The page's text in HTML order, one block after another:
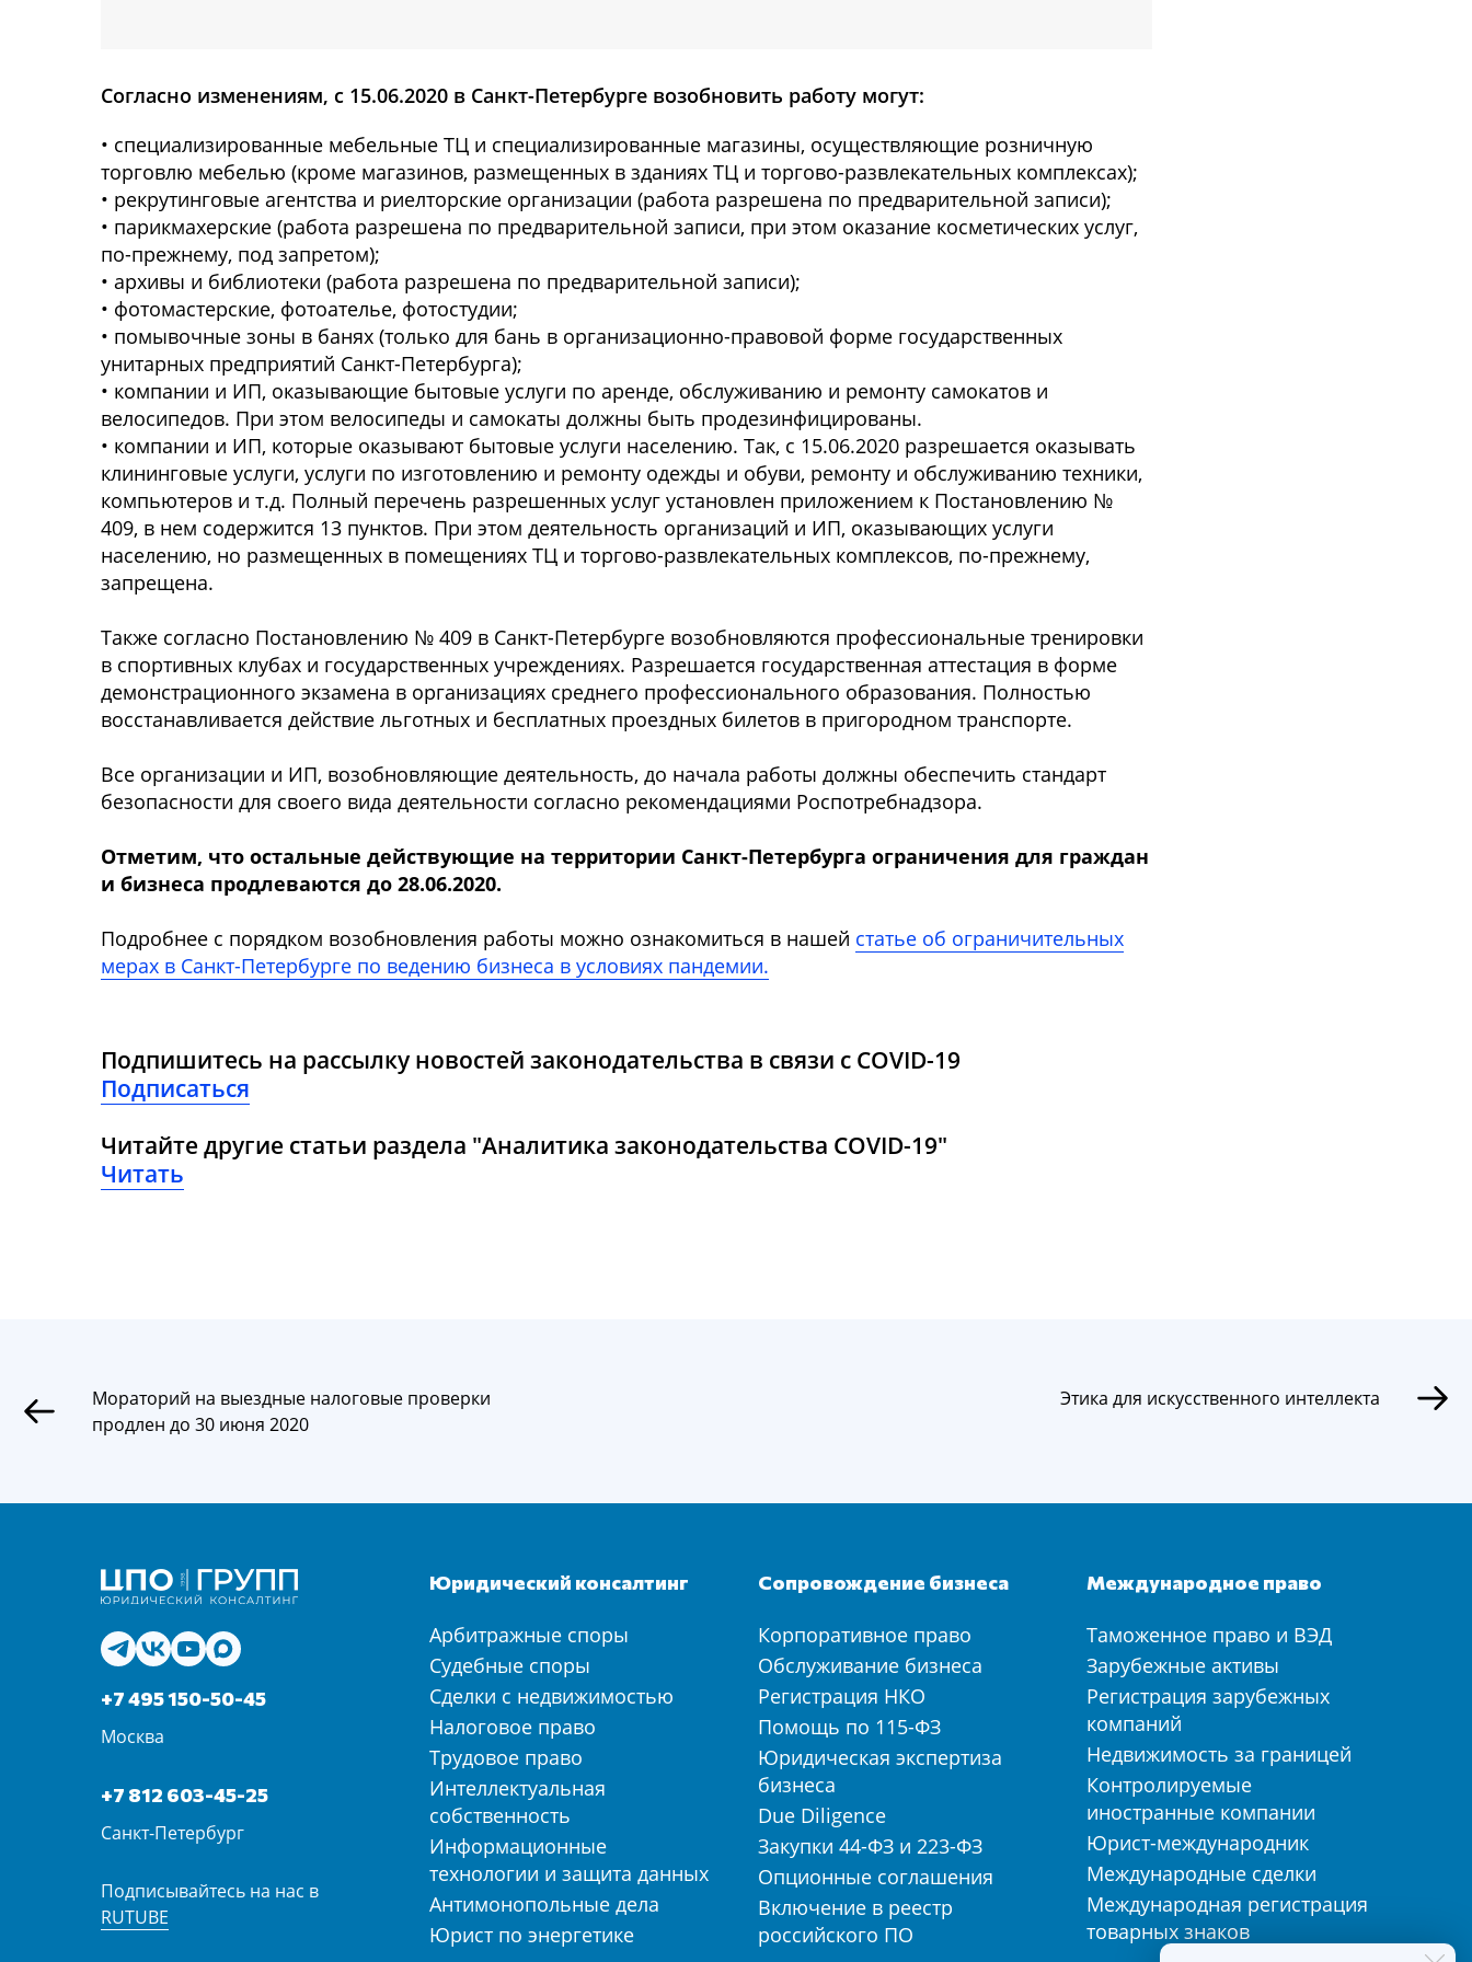
Согласно изменениям, с 15.06.2020 в Санкт-Петербурге возобновить работу могут:
• специализированные мебельные ТЦ и специализированные магазины, осуществляющие розничную
торговлю мебелью (кроме магазинов, размещенных в зданиях ТЦ и торгово-развлекательных комплексах);
• рекрутинговые агентства и риелторские организации (работа разрешена по предварительной записи);
• парикмахерские (работа разрешена по предварительной записи, при этом оказание косметических услуг,
по-прежнему, под запретом);
• архивы и библиотеки (работа разрешена по предварительной записи);
• фотомастерские, фотоателье, фотостудии;
• помывочные зоны в банях (только для бань в организационно-правовой форме государственных
унитарных предприятий Санкт-Петербурга);
• компании и ИП, оказывающие бытовые услуги по аренде, обслуживанию и ремонту самокатов и
велосипедов. При этом велосипеды и самокаты должны быть продезинфицированы.
• компании и ИП, которые оказывают бытовые услуги населению. Так, с 15.06.2020 разрешается оказывать
клининговые услуги, услуги по изготовлению и ремонту одежды и обуви, ремонту и обслуживанию техники,
компьютеров и т.д. Полный перечень разрешенных услуг установлен приложением к Постановлению №
409, в нем содержится 13 пунктов. При этом деятельность организаций и ИП, оказывающих услуги
населению, но размещенных в помещениях ТЦ и торгово-развлекательных комплексов, по-прежнему,
запрещена.
Также согласно Постановлению № 409 в Санкт-Петербурге возобновляются профессиональные тренировки
в спортивных клубах и государственных учреждениях. Разрешается государственная аттестация в форме
демонстрационного экзамена в организациях среднего профессионального образования. Полностью
восстанавливается действие льготных и бесплатных проездных билетов в пригородном транспорте.
Все организации и ИП, возобновляющие деятельность, до начала работы должны обеспечить стандарт
безопасности для своего вида деятельности согласно рекомендациями Роспотребнадзора.
Отметим, что остальные действующие на территории Санкт-Петербурга ограничения для граждан
и бизнеса продлеваются до 28.06.2020.
Подробнее с порядком возобновления работы можно ознакомиться в нашей статье об ограничительных
мерах в Санкт-Петербурге по ведению бизнеса в условиях пандемии.
Подпишитесь на рассылку новостей законодательства в связи с COVID-19
Подписаться
Читайте другие статьи раздела "Аналитика законодательства COVID-19"
Читать
Мораторий на выездные налоговые проверки
продлен до 30 июня 2020
Этика для искусственного интеллекта
+7 495 150-50-45
Москва
+7 812 603-45-25
Санкт-Петербург
Подписывайтесь на нас в
RUTUBE
Юридический консалтинг
Арбитражные споры
Судебные споры
Сделки с недвижимостью
Налоговое право
Трудовое право
Интеллектуальная
собственность
Информационные
технологии и защита данных
Антимонопольные дела
Юрист по энергетике
Сопровождение бизнеса
Корпоративное право
Обслуживание бизнеса
Регистрация НКО
Помощь по 115-ФЗ
Юридическая экспертиза
бизнеса
Due Diligence
Закупки 44-ФЗ и 223-ФЗ
Опционные соглашения
Включение в реестр
российского ПО
Международное право
Таможенное право и ВЭД
Зарубежные активы
Регистрация зарубежных
компаний
Недвижимость за границей
Контролируемые
иностранные компании
Юрист-международник
Международные сделки
Международная регистрация
товарных знаков